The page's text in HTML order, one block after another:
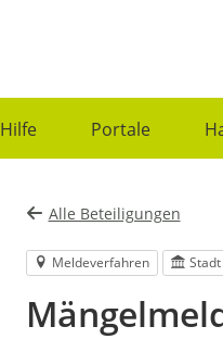
Hilfe Portale
Alle Beteiligungen
Meldeverfahren